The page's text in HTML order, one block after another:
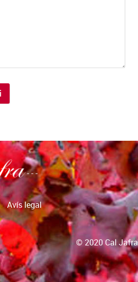
Avís legal
© 2020 Cal Jafra